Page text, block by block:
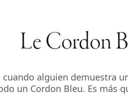
Le Cordon
cuando alguien demuestra
un Cordon Bleu. Es más